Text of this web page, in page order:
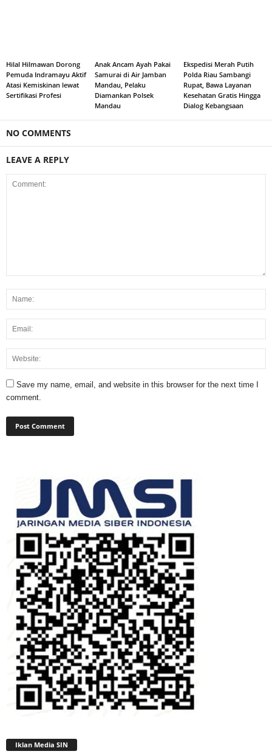
Hilal Hilmawan Dorong
Pemuda Indramayu Aktif
Atasi Kemiskinan lewat
Sertifikasi Profesi
Anak Ancam Ayah Pakai
Samurai di Air Jamban
Mandau, Pelaku
Diamankan Polsek
Mandau
Ekspedisi Merah Putih
Polda Riau Sambangi
Rupat, Bawa Layanan
Kesehatan Gratis Hingga
Dialog Kebangsaan
NO COMMENTS
LEAVE A REPLY
Save my name, email, and website in this browser for the next time I
comment.
Iklan Media SIN